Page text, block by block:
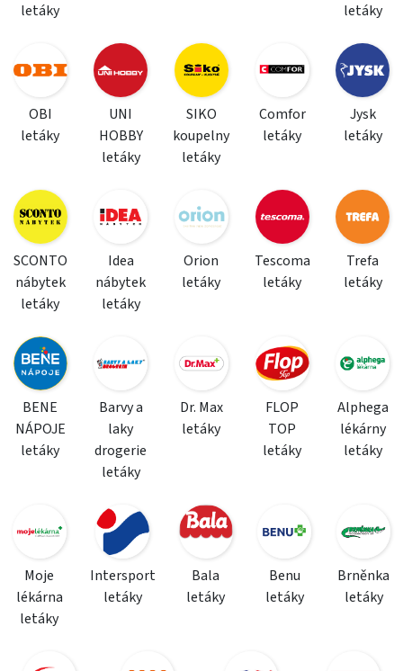
letáky
letáky
OBI
letáky
UNI
HOBBY
letáky
SIKO
koupelny
letáky
Comfor
letáky
Jysk
letáky
SCONTO
nábytek
letáky
Idea
nábytek
letáky
Orion
letáky
Tescoma
letáky
Trefa
letáky
BENE
NÁPOJE
letáky
Barvy a
laky
drogerie
letáky
Dr. Max
letáky
FLOP
TOP
letáky
Alphega
lékárny
letáky
Moje
lékárna
letáky
Intersport
letáky
Bala
letáky
Benu
letáky
Brněnka
letáky